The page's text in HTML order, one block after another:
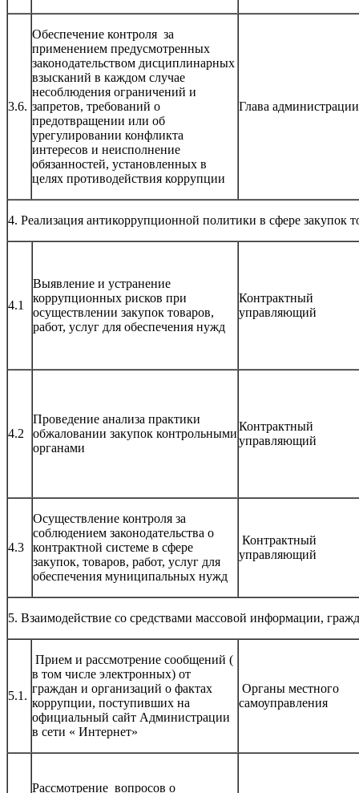
3.6.
Обеспечение контроля за
применением предусмотренных
законодательством дисциплинарных
взысканий в каждом случае
несоблюдения ограничений и
запретов, требований о
предотвращении или об
урегулировании конфликта
интересов и неисполнение
обязанностей, установленных в
целях противодействия коррупции
Глава администрации
4. Реализация антикоррупционной политики в сфере закупок
4.1
Выявление и устранение
коррупционных рисков при
осуществлении закупок товаров,
работ, услуг для обеспечения нужд
Контрактный
управляющий
4.2
Проведение анализа практики
обжаловании закупок контрольными
органами
Контрактный
управляющий
4.3
Осуществление контроля за
соблюдением законодательства о
контрактной системе в сфере
закупок, товаров, работ, услуг для
обеспечения муниципальных нужд
Контрактный
управляющий
5. Взаимодействие со средствами массовой информации,
5.1.
Прием и рассмотрение сообщений (
в том числе электронных) от
граждан и организаций о фактах
коррупции, поступивших на
официальный сайт Администрации
в сети « Интернет»
Органы местного
самоуправления
Рассмотрение вопросов о